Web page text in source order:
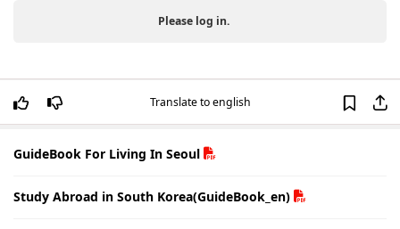
Please log in.
Translate to english
GuideBook For Living In Seoul
Study Abroad in South Korea(GuideBook_en)